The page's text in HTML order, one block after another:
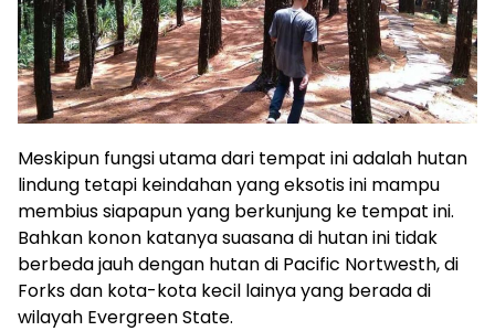
Meskipun fungsi utama dari tempat ini adalah hutan
lindung tetapi keindahan yang eksotis ini mampu
membius siapapun yang berkunjung ke tempat ini.
Bahkan konon katanya suasana di hutan ini tidak
berbeda jauh dengan hutan di Pacific Nortwesth, di
Forks dan kota-kota kecil lainya yang berada di
wilayah Evergreen State.